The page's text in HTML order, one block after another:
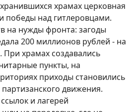
храмах церковная
победы над гитлеровцами.
на нужды фронта: загоды
200 миллионов рублей - на
При храмах создавались
пункты, на
приходы становились
движения.
и лагерей